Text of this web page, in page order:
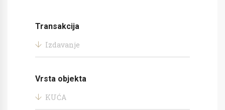
Transakcija
Izdavanje
Vrsta objekta
KUĆA